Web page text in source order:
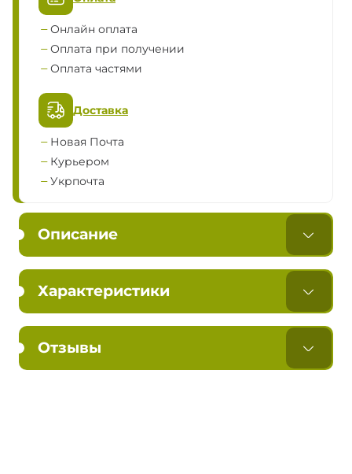
Онлайн оплата
Оплата при получении
Оплата частями
Доставка
Новая Почта
Курьером
Укрпочта
Описание
Характеристики
Отзывы